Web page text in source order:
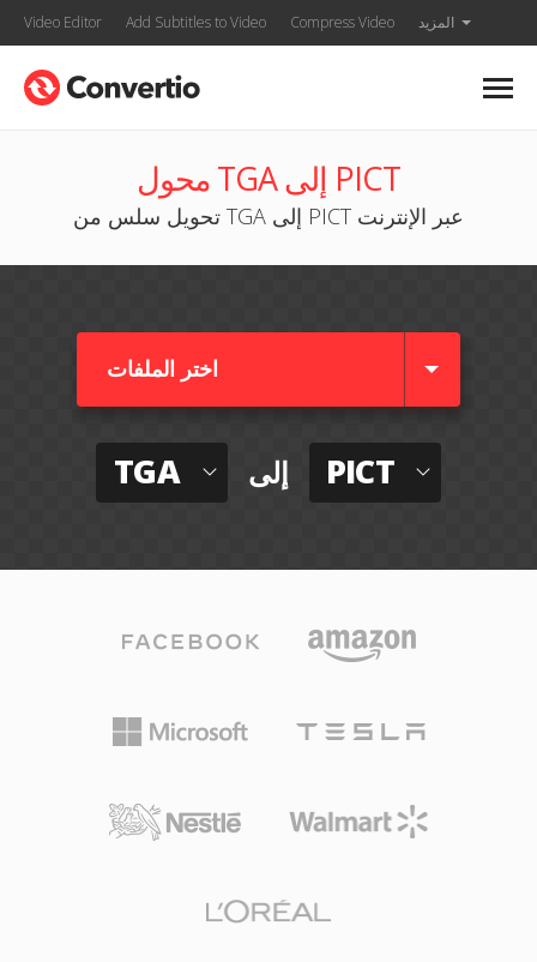
Video Editor Add Subtitles to Video Compress Video المزيد
محول TGA إلى PICT
تحويل سلس من TGA إلى PICT عبر الإنترنت
اختر الملفات
TGA إلى PICT